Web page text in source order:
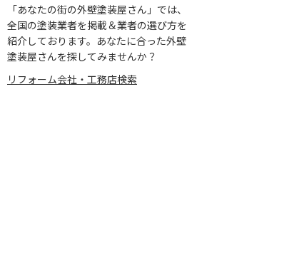
「あなたの街の外壁塗装屋さん」では、
全国の塗装業者を掲載＆業者の選び方を
紹介しております。あなたに合った外壁
塗装屋さんを探してみませんか？
リフォーム会社・工務店検索